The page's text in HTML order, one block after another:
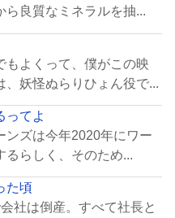
ら良質なミネラルを抽...
もよくって、僕がこの映
、妖怪ぬらりひょん役で...
ってよ
ンズは今年2020年にワー
るらしく、そのため...
た頃
社は倒産。すべて社長と